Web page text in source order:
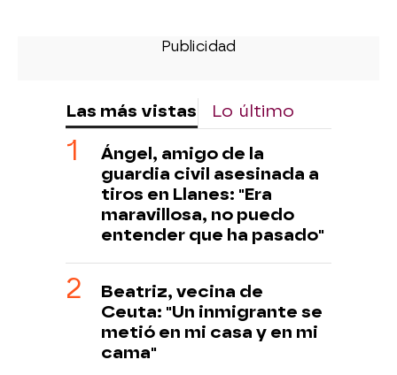
Las más vistas Lo último
Ángel, amigo de la
guardia civil asesinada a
tiros en Llanes: "Era
maravillosa, no puedo
entender que ha pasado"
Beatriz, vecina de
Ceuta: "Un inmigrante se
metió en mi casa y en mi
cama"